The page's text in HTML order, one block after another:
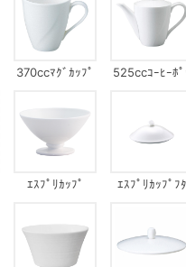
370ccﾏｸﾞｶｯﾌﾟ
525ccｺｰﾋｰﾎ
ｴｽﾌﾟﾘｶｯﾌﾟ ｴｽﾌﾟﾘｶｯﾌﾟﾌﾀ